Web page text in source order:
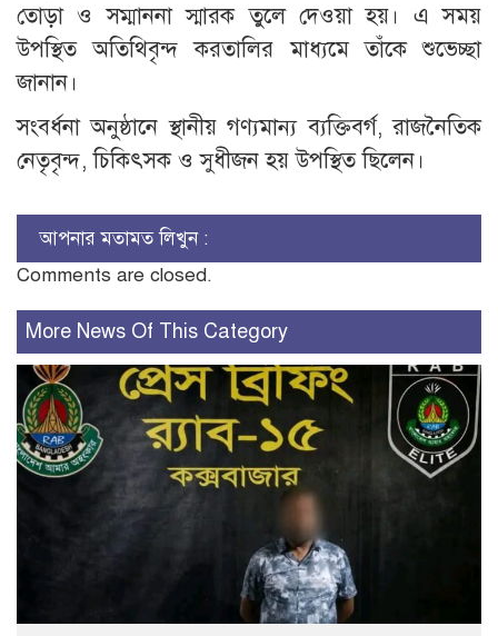
তোড়া ও সম্মাননা স্মারক তুলে দেওয়া হয়। এ সময়
উপস্থিত অতিথিবৃন্দ করতালির মাধ্যমে তাঁকে শুভেচ্ছা
জানান।
সংবর্ধনা অনুষ্ঠানে স্থানীয় গণ্যমান্য ব্যক্তিবর্গ, রাজনৈতিক
নেতৃবৃন্দ, চিকিৎসক ও সুধীজন হয় উপস্থিত ছিলেন।
আপনার মতামত লিখুন :
Comments are closed.
More News Of This Category